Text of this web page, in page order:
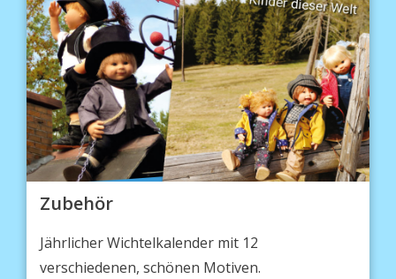
Zubehör
Jährlicher Wichtelkalender mit 12
verschiedenen, schönen Motiven.